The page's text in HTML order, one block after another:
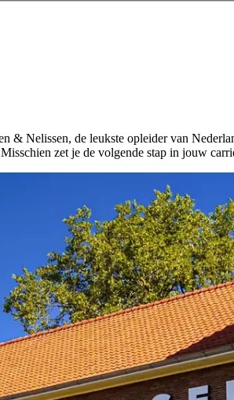
& Nelissen, de leukste opleider van
zet je de volgende stap in jouw